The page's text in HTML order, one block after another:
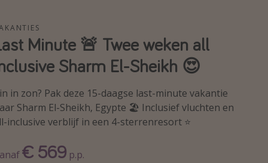
Minute 🚨 Twee weken all
Sharm El-Sheikh 😍
in zon? Pak deze 15-daagse last-minute vakantie
Sharm El-Sheikh, Egypte 🏖️ Inclusief vluchten en
inclusive verblijf in een 4-sterrenresort ⭐️
€ 569 p.p.